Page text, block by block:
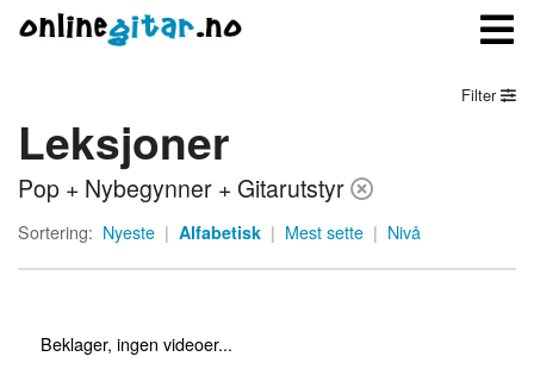
Meny
Logg inn
Filter
Leksjoner
Pop + Nybegynner + Gitarutstyr
Sortering: Nyeste | Alfabetisk | Mest sette | Nivå
Beklager, ingen videoer...